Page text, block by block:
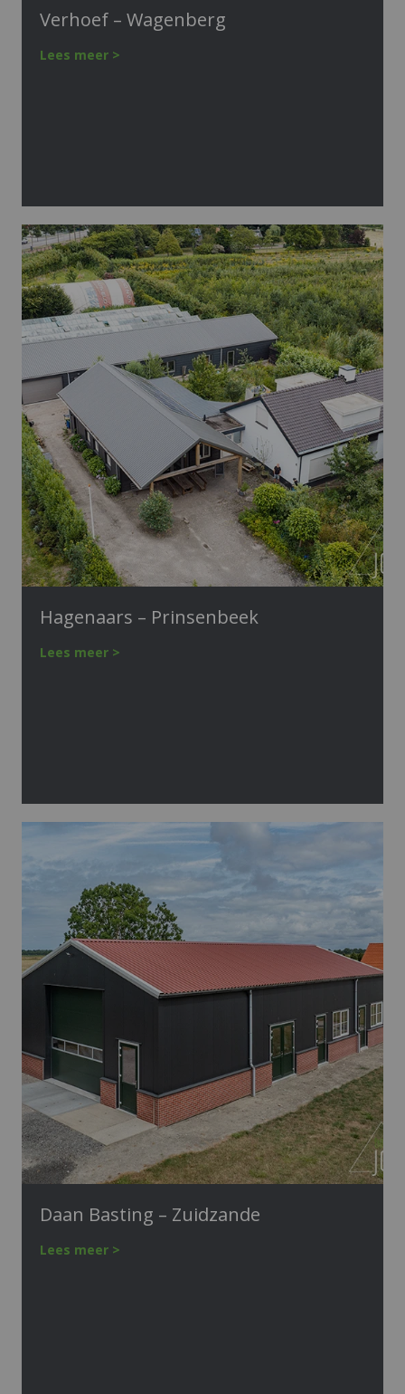
Verhoef – Wagenberg
Lees meer >
Hagenaars – Prinsenbeek
Lees meer >
Daan Basting – Zuidzande
Lees meer >